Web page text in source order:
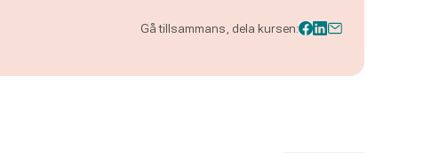
Gå tillsammans, dela kursen: